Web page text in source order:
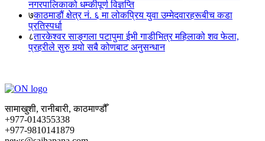
नगरपालिकाको धम्कीपूर्ण विज्ञप्ति
७काठमाडौं क्षेत्र नं. ६ मा लोकप्रिय युवा उम्मेदवारहरूबीच कडा
प्रतिस्पर्धा
८तारकेश्वर साङ्गला पटापुमा ईभी गाडीभित्र महिलाको शव फेला,
प्रहरीले सुरु गर्‍यो सबै कोणबाट अनुसन्धान
सामाखुशी, रानीबारी, काठमाण्डौँ
+977-014355338
+977-9810141879